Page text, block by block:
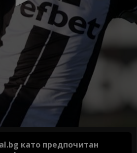
като предпочитан